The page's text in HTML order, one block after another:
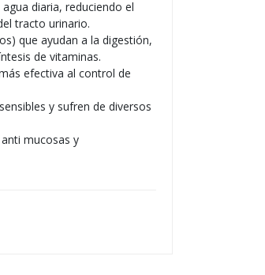
diaria, reduciendo el
tracto urinario.
que ayudan a la digestión,
de vitaminas.
efectiva al control de
y sufren de diversos
mucosas y